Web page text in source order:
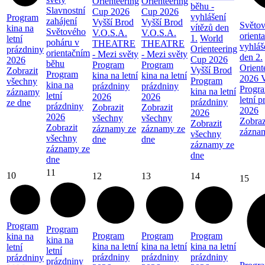
Program
kina na
letní
prázdniny
2026
Zobrazit
všechny
záznamy
ze dne
Slavnostní
zahájení
Světového
poháru v
orientačním
běhu
Program
kina na
letní
prázdniny
2026
Zobrazit
všechny
záznamy ze
dne
Cup 2026
Vyšší Brod
V.O.S.A.
THEATRE
- Mezi světy
Program
kina na letní
prázdniny
2026
Zobrazit
všechny
záznamy ze
dne
Cup 2026
Vyšší Brod
V.O.S.A.
THEATRE
- Mezi světy
Program
kina na letní
prázdniny
2026
Zobrazit
všechny
záznamy ze
dne
běhu -
vyhlášení
vítězů den
1. World
Orienteering
Cup 2026
Vyšší Brod
Program
kina na letní
prázdniny
2026
Zobrazit
všechny
záznamy ze
dne
den 2.
2026
letní
2026
10
Program
kina na
letní
prázdniny
11
Program
kina na
letní
prázdniny
12
Program
kina na letní
prázdniny
13
Program
kina na letní
prázdniny
14
Program
kina na letní
prázdniny
15